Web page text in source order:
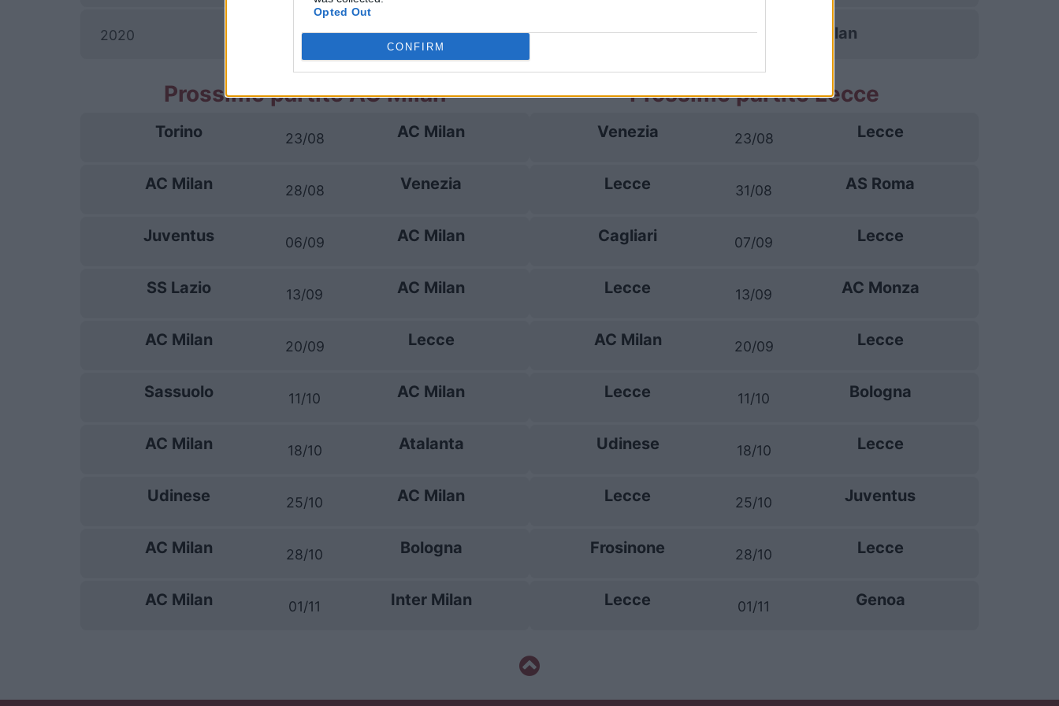
Opted Out
CONFIRM
2020 Lecce 1-4 AC Milan
Prossime partite AC Milan
Torino 23/08 AC Milan
AC Milan 28/08 Venezia
Juventus 06/09 AC Milan
SS Lazio 13/09 AC Milan
AC Milan 20/09 Lecce
Sassuolo 11/10 AC Milan
AC Milan 18/10 Atalanta
Udinese 25/10 AC Milan
AC Milan 28/10 Bologna
AC Milan 01/11 Inter Milan
Prossime partite Lecce
Venezia 23/08 Lecce
Lecce 31/08 AS Roma
Cagliari 07/09 Lecce
Lecce 13/09 AC Monza
AC Milan 20/09 Lecce
Lecce 11/10 Bologna
Udinese 18/10 Lecce
Lecce 25/10 Juventus
Frosinone 28/10 Lecce
Lecce 01/11 Genoa